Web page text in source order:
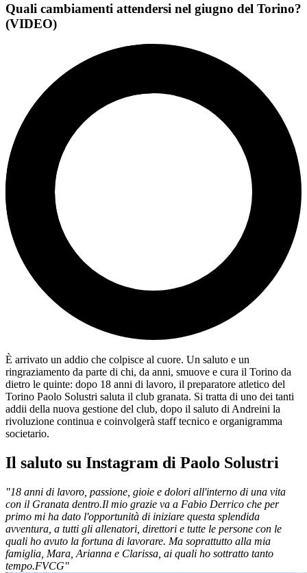
Quali cambiamenti attendersi nel giugno del Torino?
(VIDEO)
È arrivato un addio che colpisce al cuore. Un saluto e un
ringraziamento da parte di chi, da anni, smuove e cura il Torino da
dietro le quinte: dopo 18 anni di lavoro, il preparatore atletico del
Torino Paolo Solustri saluta il club granata. Si tratta di uno dei tanti
addii della nuova gestione del club, dopo il saluto di Andreini la
rivoluzione continua e coinvolgerà staff tecnico e organigramma
societario.
Il saluto su Instagram di Paolo Solustri
"18 anni di lavoro, passione, gioie e dolori all'interno di una vita
con il Granata dentro.Il mio grazie va a Fabio Derrico che per
primo mi ha dato l'opportunità di iniziare questa splendida
avventura, a tutti gli allenatori, direttori e tutte le persone con le
quali ho avuto la fortuna di lavorare. Ma soprattutto alla mia
famiglia, Mara, Arianna e Clarissa, ai quali ho sottratto tanto
tempo.FVCG"